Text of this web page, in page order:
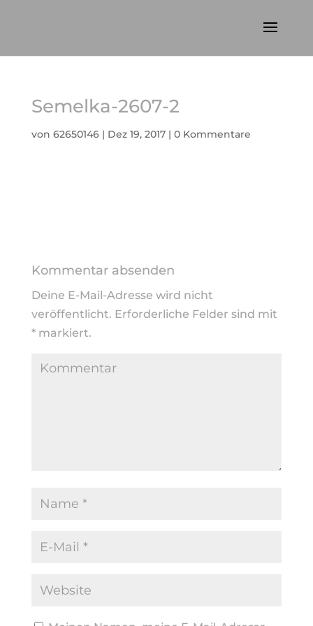
Semelka-2607-2
von 62650146| Dez 19, 2017| 0 Kommentare
Kommentar absenden
Deine E-Mail-Adresse wird nicht
veröffentlicht. Erforderliche Felder sind mit
*markiert.